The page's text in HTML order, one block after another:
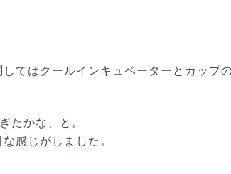
てはクールインキュベーターとカップ
たかな、と。
感じがしました。